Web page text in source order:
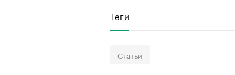
Теги
Статьи